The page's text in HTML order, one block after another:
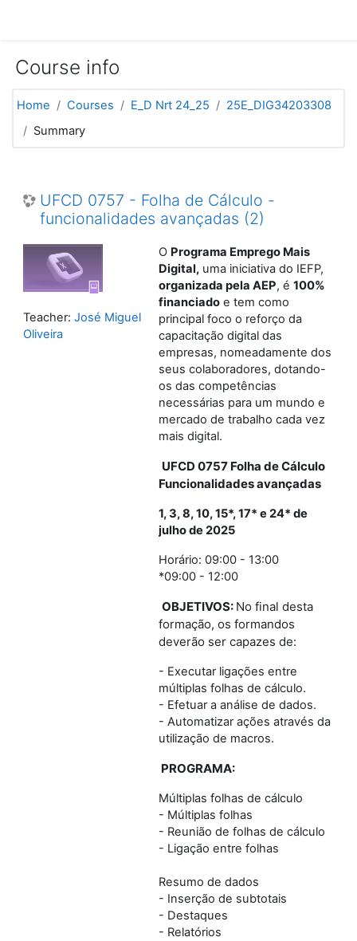
Course info
Home Courses E_D Nrt 24_25
25E_DIG34203308
Summary
UFCD 0757 - Folha de Cálculo -
funcionalidades avançadas (2)
O Programa Emprego Mais
Digital, uma iniciativa do IEFP,
organizada pela AEP, é 100%
financiado e tem como
principal foco o reforço da
capacitação digital das
empresas, nomeadamente dos
seus colaboradores, dotando-
os das competências
necessárias para um mundo e
mercado de trabalho cada vez
mais digital.
UFCD 0757 Folha de Cálculo
Funcionalidades avançadas
1, 3, 8, 10, 15*, 17* e 24* de
julho de 2025
Horário: 09:00 - 13:00
*09:00 - 12:00
OBJETIVOS: No final desta
formação, os formandos
deverão ser capazes de:
- Executar ligações entre
múltiplas folhas de cálculo.
- Efetuar a análise de dados.
- Automatizar ações através da
utilização de macros.
PROGRAMA:
Múltiplas folhas de cálculo
- Múltiplas folhas
- Reunião de folhas de cálculo
- Ligação entre folhas
Resumo de dados
- Inserção de subtotais
- Destaques
- Relatórios
Teacher: José Miguel
Oliveira